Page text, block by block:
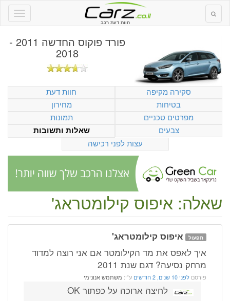
חוות דעת רכב
פורד פוקוס החדשה 2011 -
2018
סקירה מקיפה
חוות דעת
בטיחות
מחירון
מפרטים טכניים
תמונות
צבעים
שאלות ותשובות
עצות לפני רכישה
שאלה: איפוס קילומטראג'
תפעול איפוס קילומטראג'
איך לאפס את מד הקילומטר אם אני רוצה למדוד
מרחק נסיעה? דגם שנת 2011
פורסם לפני 10 שנים, 2 חודשים ע"י: משתמש אנונימי
לחיצה ארוכה על כפתור OK